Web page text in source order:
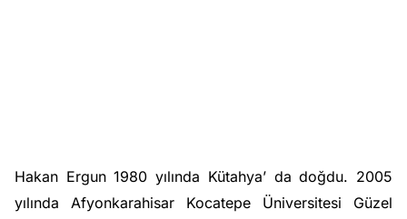
Hakan Ergun 1980 yılında Kütahya’ da doğdu. 2005
yılında Afyonkarahisar Kocatepe Üniversitesi Güzel